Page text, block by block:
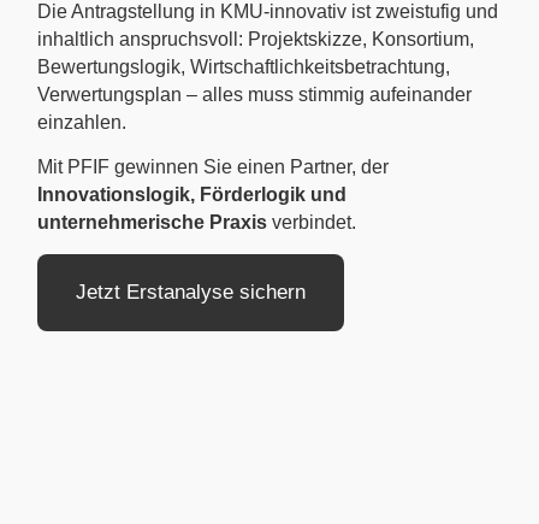
Die Antragstellung in KMU-innovativ ist zweistufig und
inhaltlich anspruchsvoll: Projektskizze, Konsortium,
Bewertungslogik, Wirtschaftlichkeitsbetrachtung,
Verwertungsplan – alles muss stimmig aufeinander
einzahlen.
Mit PFIF gewinnen Sie einen Partner, der
Innovationslogik, Förderlogik und
unternehmerische Praxis verbindet.
Jetzt Erstanalyse sichern